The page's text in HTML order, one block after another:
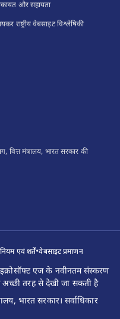
और सहायता
राष्ट्रीय वेबसाइट विश्लेषिकी
वित्त मंत्रालय, भारत सरकार की
नियम एवं शर्तें•वेबसाइट प्रमाणन
एज के नवीनतम संस्करण
तरह से देखी जा सकती है
भारत सरकार। सर्वाधिकार